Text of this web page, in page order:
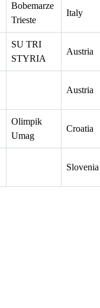
Bobemarze
Trieste
Italy
SU TRI
STYRIA
Austria
Austria
Olimpik
Umag
Croatia
Slovenia